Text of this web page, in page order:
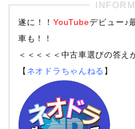
遂に！！YouTubeデビュー♪
車も！！
＜＜＜＜＜中古車選びの答え
【 ネオドラちゃんねる 】